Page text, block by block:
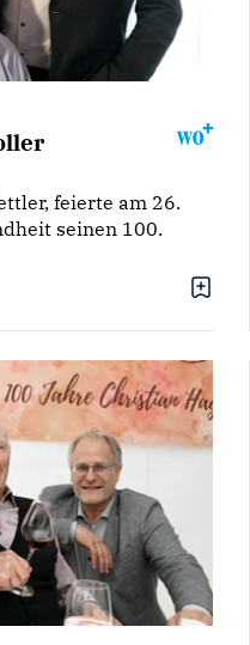
feierte am 26.
seinen 100.